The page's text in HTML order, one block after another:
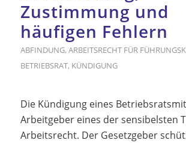
Zustimmung und
häufigen Fehlern
ABFINDUNG, ARBEITSRECHT FÜR
BETRIEBSRAT, KÜNDIGUNG
Die Kündigung eines
Arbeitgeber eines der sensibelsten
Arbeitsrecht. Der Gesetzgeber